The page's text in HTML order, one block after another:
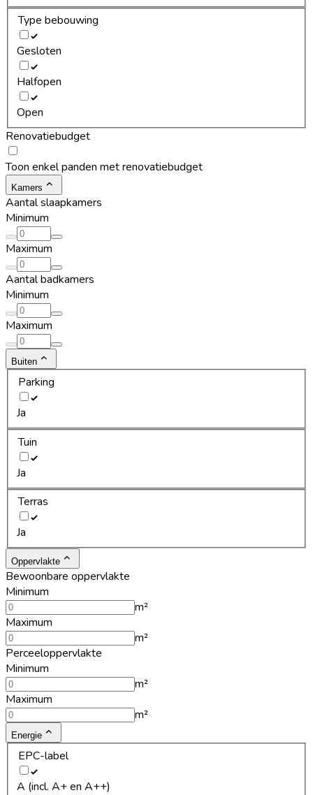
Type bebouwing
Gesloten
Halfopen
Open
Renovatiebudget
Toon enkel panden met renovatiebudget
Kamers
Aantal slaapkamers
Minimum
Maximum
Aantal badkamers
Minimum
Maximum
Buiten
Parking
Ja
Tuin
Ja
Terras
Ja
Oppervlakte
Bewoonbare oppervlakte
Minimum
m²
Maximum
m²
Perceeloppervlakte
Minimum
m²
Maximum
m²
Energie
EPC-label
A (incl. A+ en A++)